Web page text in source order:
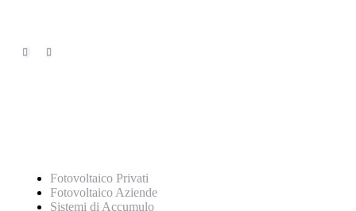
Fotovoltaico Privati
Fotovoltaico Aziende
Sistemi di Accumulo